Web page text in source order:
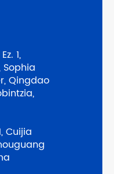
1,
Qingdao
Cuijia